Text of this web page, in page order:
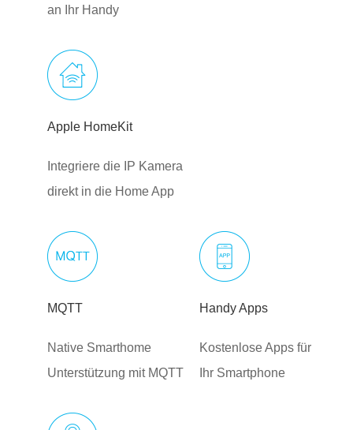
an Ihr Handy
Apple HomeKit
Integriere die IP Kamera
direkt in die Home App
MQTT
Native Smarthome
Unterstützung mit MQTT
Handy Apps
Kostenlose Apps für
Ihr Smartphone